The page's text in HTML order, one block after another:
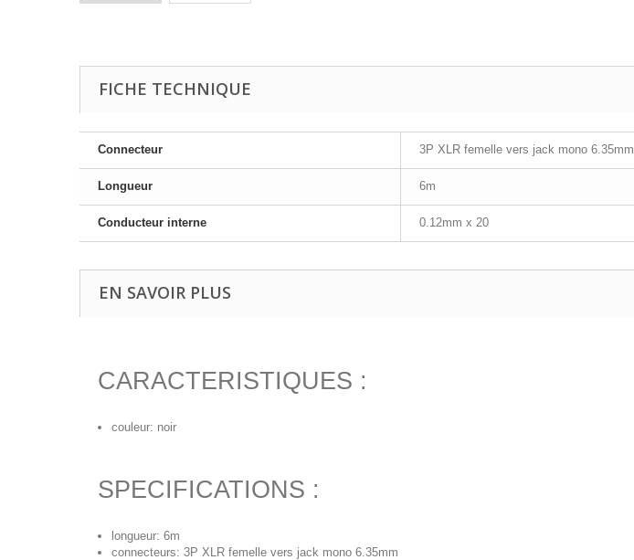
FICHE TECHNIQUE
Connecteur 3P XLR femelle vers jack mono 6.35mm
Longueur 6m
Conducteur interne 0.12mm x 20
EN SAVOIR PLUS
CARACTERISTIQUES :
couleur: noir
SPECIFICATIONS :
longueur: 6m
connecteurs: 3P XLR femelle vers jack mono 6.35mm